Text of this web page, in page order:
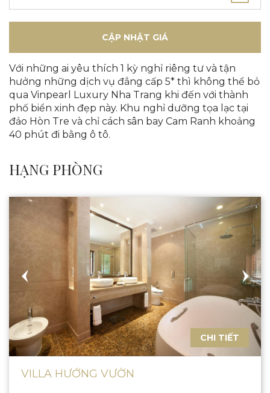
CẬP NHẬT GIÁ
Với những ai yêu thích 1 kỳ nghỉ riêng tư và tận
hưởng những dịch vụ đẳng cấp 5* thì không thể bỏ
qua Vinpearl Luxury Nha Trang khi đến với thành
phố biển xinh đẹp này. Khu nghỉ dưỡng tọa lạc tại
đảo Hòn Tre và chỉ cách sân bay Cam Ranh khoảng
40 phút đi bằng ô tô.
HẠNG PHÒNG
CHI TIẾT
VILLA HƯỚNG VƯỜN